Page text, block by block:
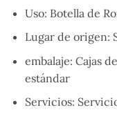
Uso: Botella de
Lugar de origen:
embalaje: Cajas
estándar
Servicios: